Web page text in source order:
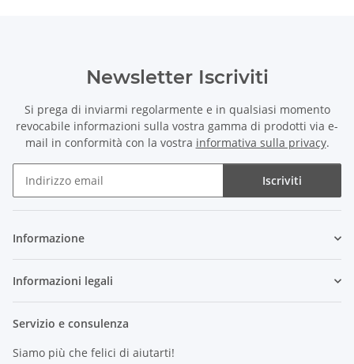
Newsletter Iscriviti
Si prega di inviarmi regolarmente e in qualsiasi momento
revocabile informazioni sulla vostra gamma di prodotti via e-
mail in conformità con la vostra informativa sulla privacy.
Iscriviti
Informazione
Informazioni legali
Servizio e consulenza
Siamo più che felici di aiutarti!